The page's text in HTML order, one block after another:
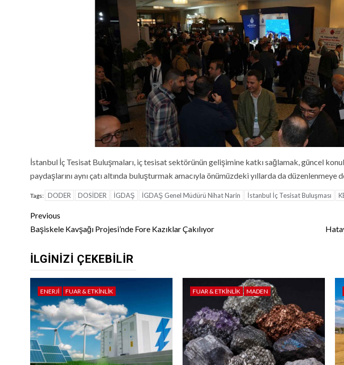
İstanbul İç Tesisat Buluşmaları, iç tesisat sektörünün gelişimine katkı sağlamak, güncel
paydaşlarını aynı çatı altında buluşturmak amacıyla önümüzdeki yıllarda da düzenlenmeye
Tags: DODER DOSİDER İGDAŞ İGDAŞ Genel Müdürü Nihat Narin İstanbul İç Tesisat Buluşması
Continue
Reading
Previous
Başiskele Kavşağı Projesi’nde Fore Kazıklar Çakılıyor
İLGINIZI ÇEKEBILIR
ENERJI FUAR & ETKINLIK FUAR & ETKINLIK MADEN